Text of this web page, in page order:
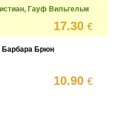
Гауф Вильгельм
17.30€
Барбара Брюн
10.90€